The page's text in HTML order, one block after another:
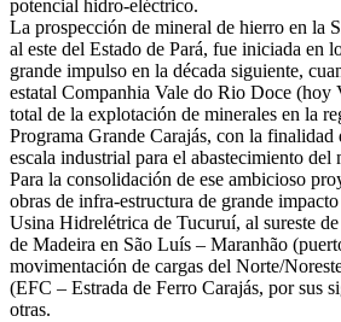
potencial hidro-eléctrico.
La prospección de mineral de hierro en la
al este del Estado de Pará, fue iniciada en
grande impulso en la década siguiente,
estatal Companhia Vale do Rio Doce (hoy
total de la explotación de minerales en la
Programa Grande Carajás, con la finalidad
escala industrial para el abastecimiento del
Para la consolidación de ese ambicioso
obras de infra-estructura de grande
Usina Hidrelétrica de Tucuruí, al sureste
de Madeira en São Luís – Maranhão
movimentación de cargas del Norte/
(EFC – Estrada de Ferro Carajás, por sus
otras.